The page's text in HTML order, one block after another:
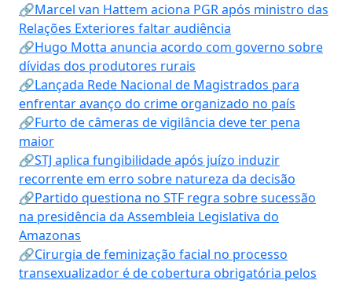
🔗Marcel van Hattem aciona PGR após ministro das
Relações Exteriores faltar audiência
🔗Hugo Motta anuncia acordo com governo sobre
dívidas dos produtores rurais
🔗Lançada Rede Nacional de Magistrados para
enfrentar avanço do crime organizado no país
🔗Furto de câmeras de vigilância deve ter pena
maior
🔗STJ aplica fungibilidade após juízo induzir
recorrente em erro sobre natureza da decisão
🔗Partido questiona no STF regra sobre sucessão
na presidência da Assembleia Legislativa do
Amazonas
🔗Cirurgia de feminização facial no processo
transexualizador é de cobertura obrigatória pelos